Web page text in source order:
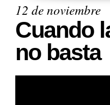
12 de noviembre
Cuando
no basta